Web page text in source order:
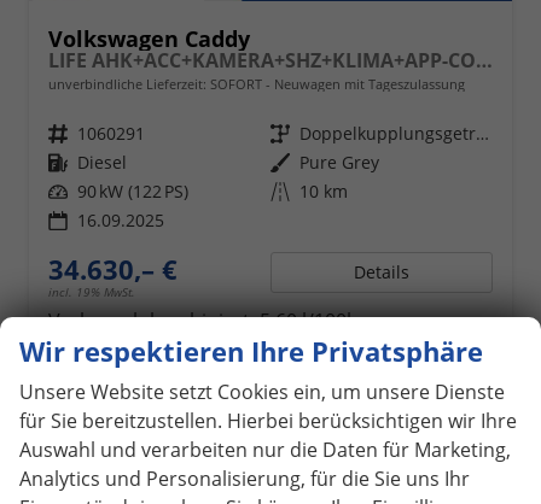
Volkswagen Caddy
LIFE AHK+ACC+KAMERA+SHZ+KLIMA+APP-CONNECT
unverbindliche Lieferzeit: SOFORT Neuwagen mit Tageszulassung
Fahrzeugnr. 1060291 Getriebe
Doppelkupplungsgetriebe (DSG)
Kraftstoff Diesel Außenfarbe Pure Grey
Leistung 90 kW (122 PS) Kilometerstand 10 km
16.09.2025
34.630,– €
incl. 19% MwSt.
Details
Verbrauch kombiniert:5,60 l/100km
CO2-Klasse:E
CO -Emissionen:146,00 g/km
ab 307,– € mtl.
Wir respektieren Ihre Privatsphäre
Unsere Website setzt Cookies ein, um unsere Dienste
für Sie bereitzustellen. Hierbei berücksichtigen wir Ihre
Auswahl und verarbeiten nur die Daten für Marketing,
Analytics und Personalisierung, für die Sie uns Ihr